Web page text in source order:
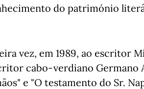
do património
vez, em 1989, ao escritor
cabo-verdiano Germano
e "O testamento do Sr.